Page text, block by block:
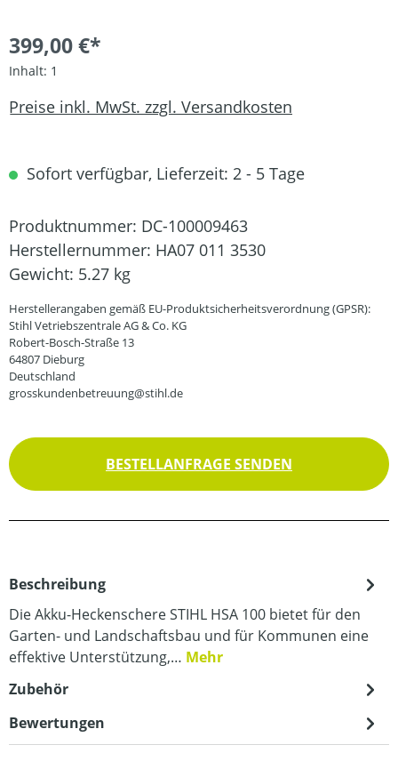
399,00 €*
Inhalt: 1
Preise inkl. MwSt. zzgl. Versandkosten
Sofort verfügbar, Lieferzeit: 2 - 5 Tage
Produktnummer: DC-100009463
Herstellernummer: HA07 011 3530
Gewicht: 5.27 kg
Herstellerangaben gemäß EU-Produktsicherheitsverordnung (GPSR):
Stihl Vetriebszentrale AG & Co. KG
Robert-Bosch-Straße 13
64807 Dieburg
Deutschland
grosskundenbetreuung@stihl.de
BESTELLANFRAGE SENDEN
Beschreibung
Die Akku-Heckenschere STIHL HSA 100 bietet für den
Garten- und Landschaftsbau und für Kommunen eine
effektive Unterstützung,… Mehr
Zubehör
Bewertungen